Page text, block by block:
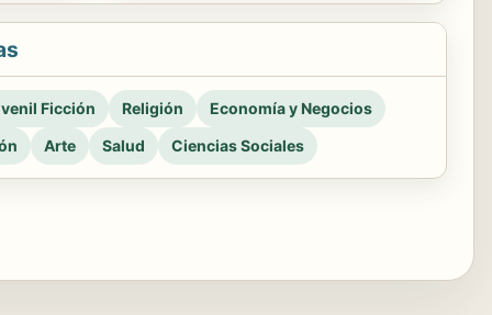
Ficción Religión
Economía y Negocios
Arte Salud Ciencias Sociales